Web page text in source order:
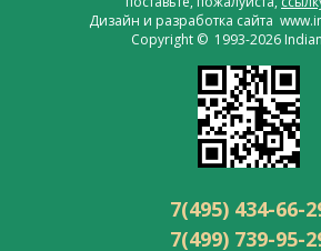
Дизайн и разработка сайта
Copyright © 1993-2026
7(495) 434-66-
7(499) 739-95-